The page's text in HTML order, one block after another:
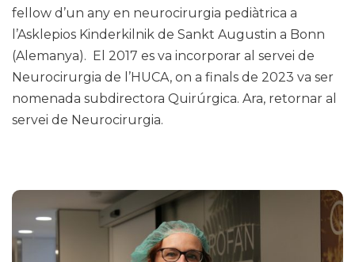
fellow d’un any en neurocirurgia pediàtrica a
l’Asklepios Kinderkilnik de Sankt Augustin a Bonn
(Alemanya). El 2017 es va incorporar al servei de
Neurocirurgia de l’HUCA, on a finals de 2023 va ser
nomenada subdirectora Quirúrgica. Ara, retornar al
servei de Neurocirurgia.